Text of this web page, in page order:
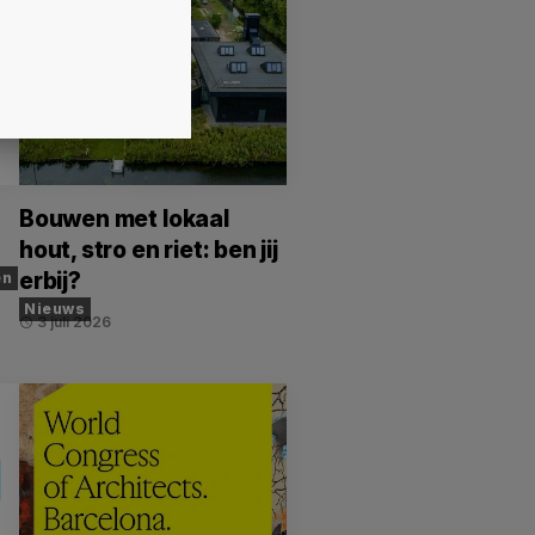
Bouwen met lokaal
hout, stro en riet: ben jij
erbij?
Nieuws
schedule3 juli 2026